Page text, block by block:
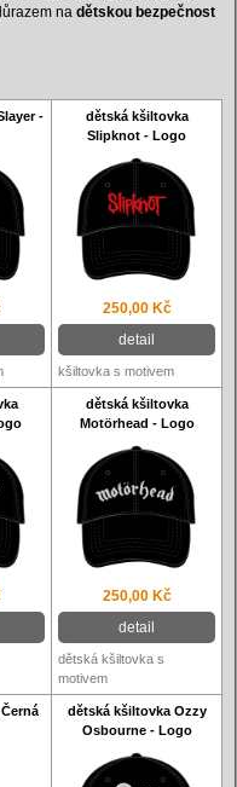
na dětskou bezpečnost
-
dětská kšiltovka
Slipknot - Logo
250,00 Kč
detail
kšiltovka s motivem
dětská kšiltovka
Motörhead - Logo
250,00 Kč
detail
dětská kšiltovka s
motivem
dětská kšiltovka Ozzy
Osbourne - Logo